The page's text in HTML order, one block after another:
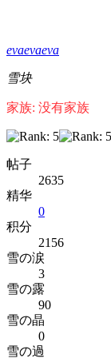
evaevaeva
雪块
家族: 没有家族
帖子
2635
精华
0
积分
2156
雪の涙
3
雪の露
90
雪の晶
0
雪の過